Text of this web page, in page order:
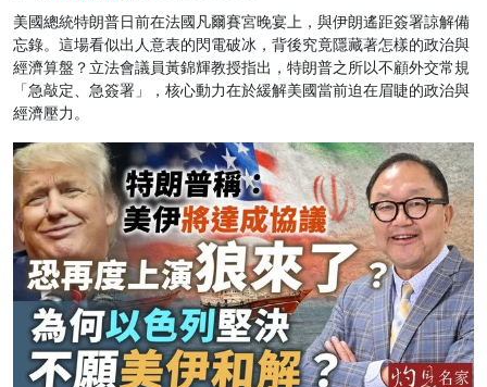
美國總統特朗普日前在法國凡爾賽宮晚宴上，與伊朗遙距簽署諒解備
忘錄。這場看似出人意表的閃電破冰，背後究竟隱藏著怎樣的政治與
經濟算盤？立法會議員黃錦輝教授指出，特朗普之所以不顧外交常規
「急敲定、急簽署」，核心動力在於緩解美國當前迫在眉睫的政治與
經濟壓力。